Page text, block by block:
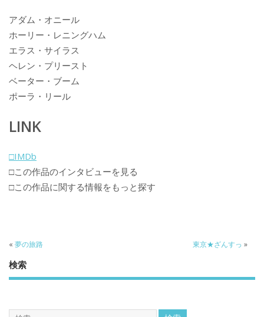
アダム・オニール
ホーリー・レニングハム
エラス・サイラス
ヘレン・プリースト
ベーター・ブーム
ポーラ・リール
LINK
□IMDb
□この作品のインタビューを見る
□この作品に関する情報をもっと探す
« 夢の旅路 東京★ざんすっ »
検索